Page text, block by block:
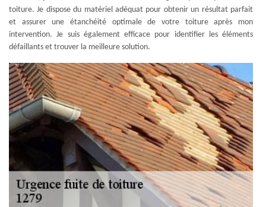
toiture. Je dispose du matériel adéquat pour obtenir un résultat parfait
et assurer une étanchéité optimale de votre toiture après mon
intervention. Je suis également efficace pour identifier les éléments
défaillants et trouver la meilleure solution.